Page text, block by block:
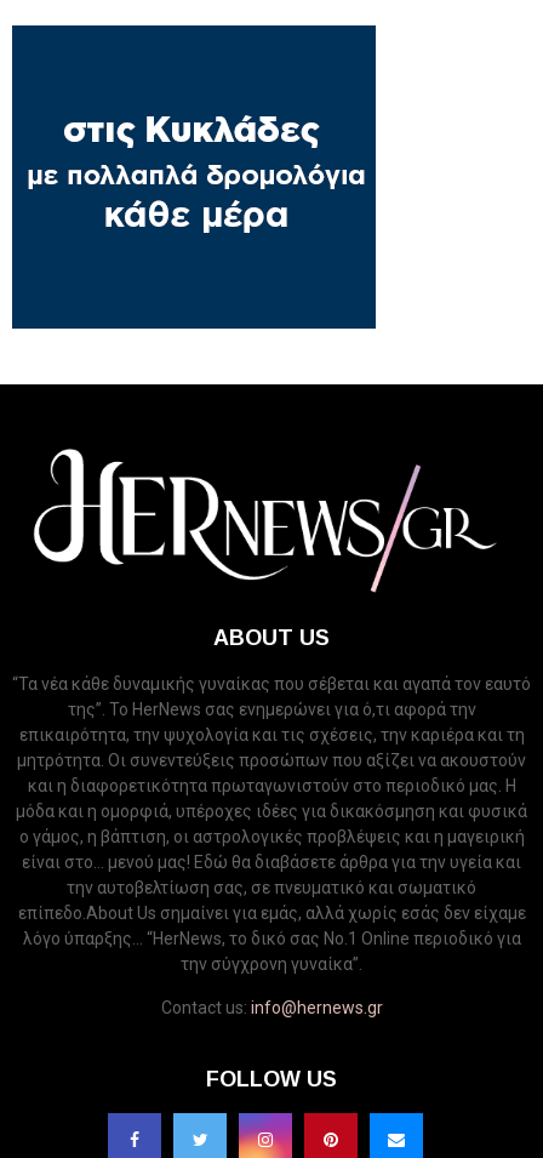
ABOUT US
“Τα νέα κάθε δυναμικής γυναίκας που σέβεται και αγαπά τον εαυτό
της”. Το HerNews σας ενημερώνει για ό,τι αφορά την
επικαιρότητα, την ψυχολογία και τις σχέσεις, την καριέρα και τη
μητρότητα. Οι συνεντεύξεις προσώπων που αξίζει να ακουστούν
και η διαφορετικότητα πρωταγωνιστούν στο περιοδικό μας. Η
μόδα και η ομορφιά, υπέροχες ιδέες για δικακόσμηση και φυσικά
ο γάμος, η βάπτιση, οι αστρολογικές προβλέψεις και η μαγειρική
είναι στο... μενού μας! Εδώ θα διαβάσετε άρθρα για την υγεία και
την αυτοβελτίωση σας, σε πνευματικό και σωματικό
επίπεδο.About Us σημαίνει για εμάς, αλλά χωρίς εσάς δεν είχαμε
λόγο ύπαρξης... “HerNews, το δικό σας Νo.1 Online περιοδικό για
την σύγχρονη γυναίκα”.
Contact us: info@hernews.gr
FOLLOW US